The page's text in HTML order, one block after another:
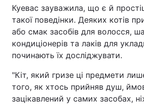
Куевас зауважила, що є й
такої поведінки. Деяких котів
або смак засобів для волосся,
кондиціонерів та лаків для
починають їх досліджувати.
"Кіт, який гризе ці предмети
того, як хтось прийняв душ,
зацікавлений у самих засобах,